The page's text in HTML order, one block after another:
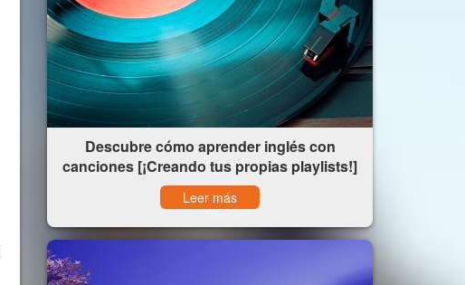
Descubre cómo aprender inglés con
canciones [¡Creando tus propias playlists!]
Leer más